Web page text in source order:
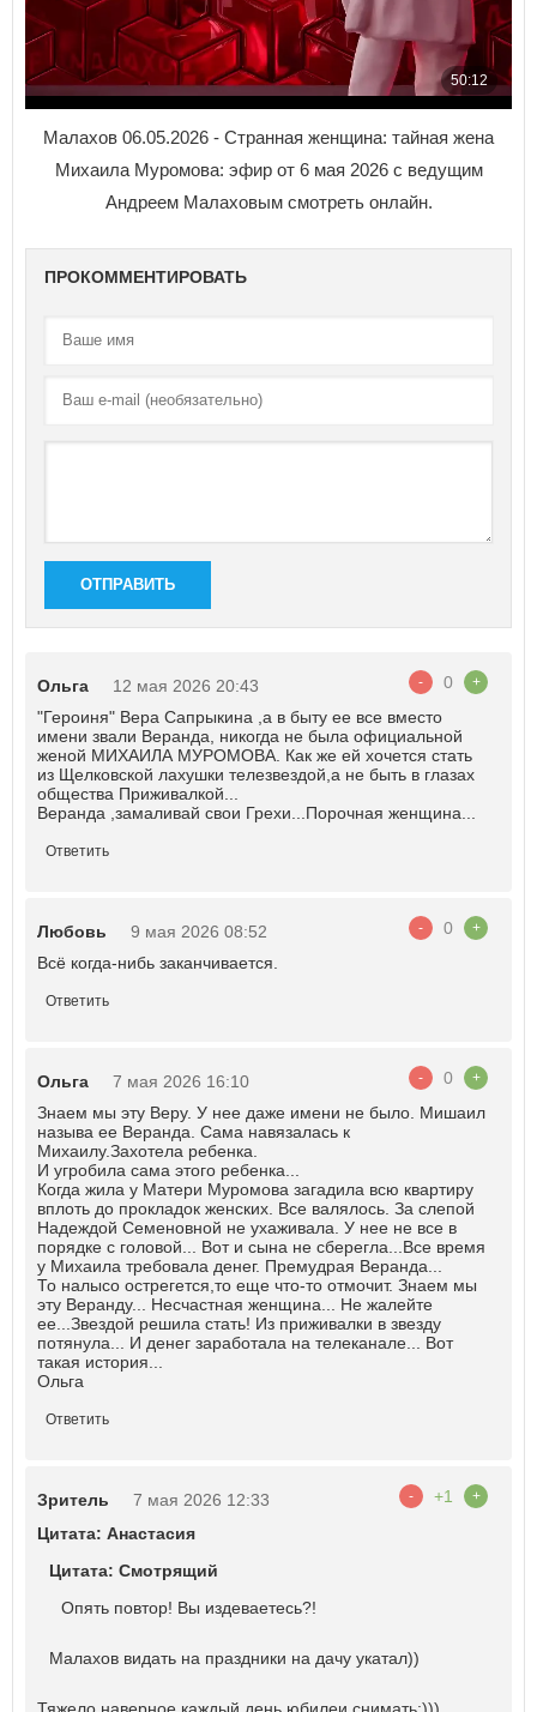
Малахов 06.05.2026 - Странная женщина: тайная жена
Михаила Муромова: эфир от 6 мая 2026 с ведущим
Андреем Малаховым смотреть онлайн.
ПРОКОММЕНТИРОВАТЬ
ОТПРАВИТЬ
Ольга 12 мая 2026 20:43 - 0 +
"Героиня" Вера Сапрыкина ,а в быту ее все вместо
имени звали Веранда, никогда не была официальной
женой МИХАИЛА МУРОМОВА. Как же ей хочется стать
из Щелковской лахушки телезвездой,а не быть в глазах
общества Приживалкой...
Веранда ,замаливай свои Грехи...Порочная женщина...
Ответить
Любовь 9 мая 2026 08:52 - 0 +
Всё когда-нибь заканчивается.
Ответить
Ольга 7 мая 2026 16:10 - 0 +
Знаем мы эту Веру. У нее даже имени не было. Мишаил
называ ее Веранда. Сама навязалась к
Михаилу.Захотела ребенка.
И угробила сама этого ребенка...
Когда жила у Матери Муромова загадила всю квартиру
вплоть до прокладок женских. Все валялось. За слепой
Надеждой Семеновной не ухаживала. У нее не все в
порядке с головой... Вот и сына не сберегла...Все время
у Михаила требовала денег. Премудрая Веранда...
То налысо острегется,то еще что-то отмочит. Знаем мы
эту Веранду... Несчастная женщина... Не жалейте
ее...Звездой решила стать! Из приживалки в звезду
потянула... И денег заработала на телеканале... Вот
такая история...
Ольга
Ответить
Зритель 7 мая 2026 12:33 - +1 +
Цитата: Анастасия
Цитата: Смотрящий
Опять повтор! Вы издеваетесь?!
Малахов видать на праздники на дачу укатал))